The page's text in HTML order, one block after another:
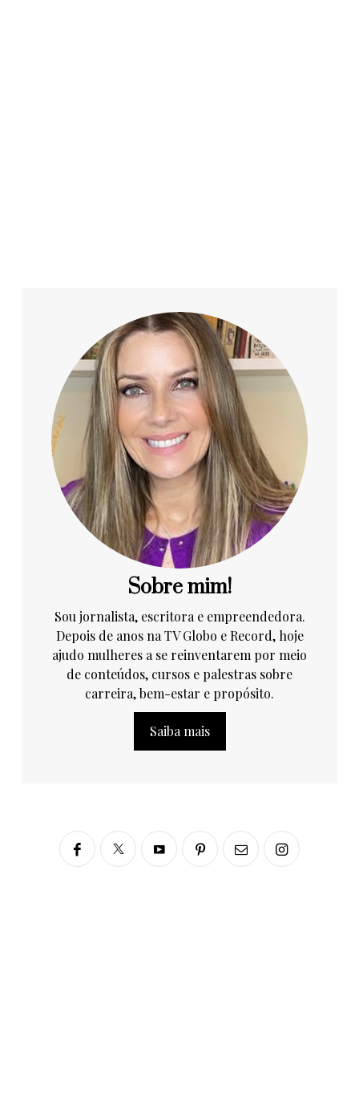
Sobre mim!
Sou jornalista, escritora e empreendedora.
Depois de anos na TV Globo e Record, hoje
ajudo mulheres a se reinventarem por meio
de conteúdos, cursos e palestras sobre
carreira, bem-estar e propósito.
Saiba mais